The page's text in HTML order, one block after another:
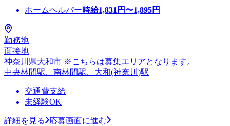
ホームヘルパー時給1,831 円〜1,895円
勤務地
面接地
神奈川県大和市 ※こちらは募集エリアとなります。
中央林間駅、南林間駅、大和(神奈川)駅
交通費支給
未経験OK
詳細を見る
応募画面に進む